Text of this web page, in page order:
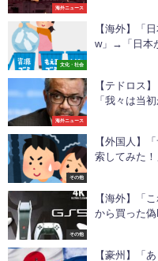
海外ニュース
文化・社会
【海外】「
w」→「日本
海外ニュース
【テドロス
「我々は当
その他
【外国人】
索してみた！
その他
【海外】「
から買った
【豪州】「